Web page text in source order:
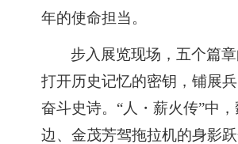
年的使命担当。
步入展览现场，五个篇
打开历史记忆的密钥，铺展
奋斗史诗。 “人・薪火传”中
边、金茂芳驾拖拉机的身影